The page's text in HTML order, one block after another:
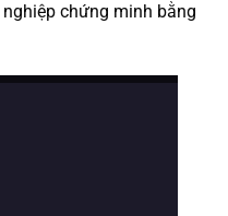
chứng minh bằng